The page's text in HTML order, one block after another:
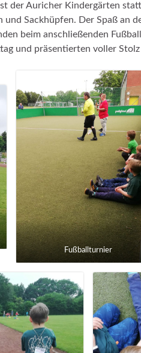
der Auricher Kindergärten
Sackhüpfen. Der Spaß an
beim anschließenden
und präsentierten voller
Fußballturnier